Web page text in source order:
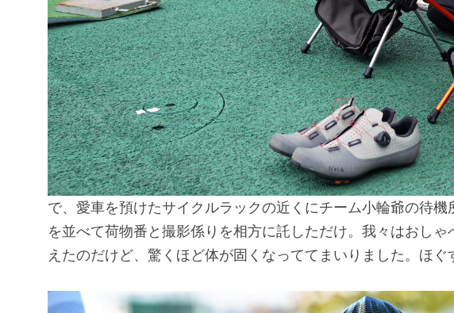
で、愛車を預けたサイクルラックの近くにチーム小輪爺の待
を並べて荷物番と撮影係りを相方に託しただけ。我々はおし
えたのだけど、驚くほど体が固くなっててまいりました。ほぐ